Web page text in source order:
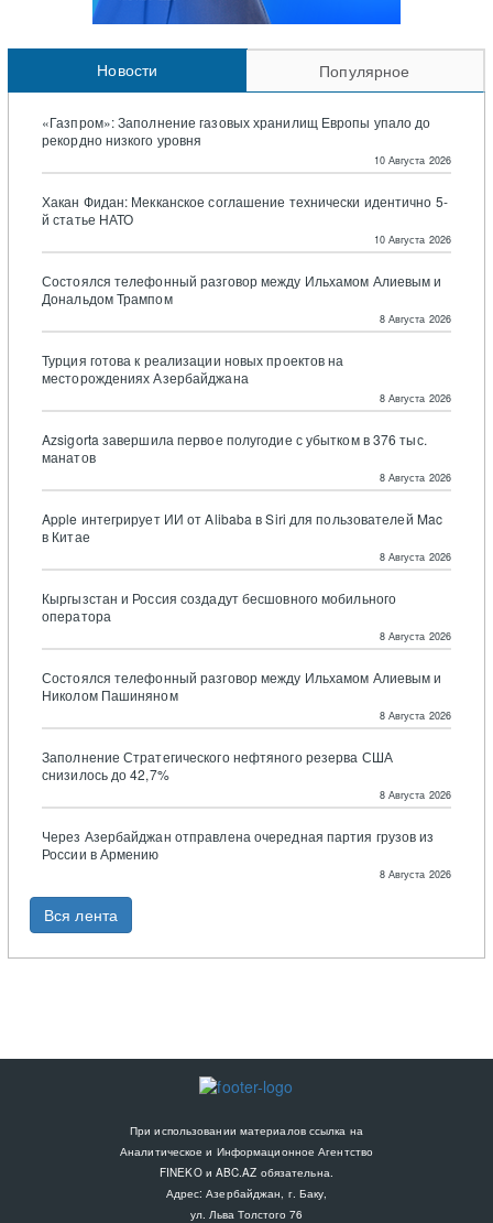
Новости Популярное
«Газпром»: Заполнение газовых хранилищ Европы упало до
рекордно низкого уровня
10 Августа 2026
Хакан Фидан: Мекканское соглашение технически идентично 5-
й статье НАТО
10 Августа 2026
Состоялся телефонный разговор между Ильхамом Алиевым и
Дональдом Трампом
8 Августа 2026
Турция готова к реализации новых проектов на
месторождениях Азербайджана
8 Августа 2026
Azsigorta завершила первое полугодие с убытком в 376 тыс.
манатов
8 Августа 2026
Apple интегрирует ИИ от Alibaba в Siri для пользователей Mac
в Китае
8 Августа 2026
Кыргызстан и Россия создадут бесшовного мобильного
оператора
8 Августа 2026
Состоялся телефонный разговор между Ильхамом Алиевым и
Николом Пашиняном
8 Августа 2026
Заполнение Стратегического нефтяного резерва США
снизилось до 42,7%
8 Августа 2026
Через Азербайджан отправлена очередная партия грузов из
России в Армению
8 Августа 2026
Вся лента
При использовании материалов ссылка на
Аналитическое и Информационное Агентство
FINEKO и ABC.AZ обязательна.
Адрес: Азербайджан, г. Баку,
ул. Льва Толстого 76